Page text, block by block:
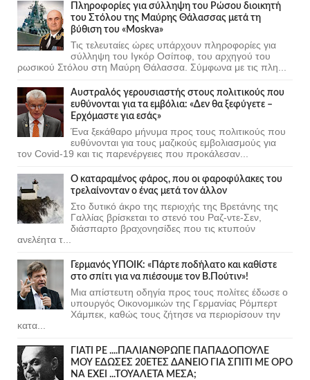
Πληροφορίες για σύλληψη του Ρώσου διοικητή
του Στόλου της Mαύρης Θάλασσας μετά τη
βύθιση του «Moskva»
Τις τελευταίες ώρες υπάρχουν πληροφορίες για
σύλληψη του Ιγκόρ Οσίποφ, του αρχηγού του
ρωσικού Στόλου στη Μαύρη Θάλασσα. Σύμφωνα με τις πλη...
Αυστραλός γερουσιαστής στους πολιτικούς που
ευθύνονται για τα εμβόλια: «Δεν θα ξεφύγετε –
Ερχόμαστε για εσάς»
Ένα ξεκάθαρο μήνυμα προς τους πολιτικούς που
ευθύνονται για τους μαζικούς εμβολιασμούς για
τον Covid-19 και τις παρενέργειες που προκάλεσαν...
Ο καταραμένος φάρος, που οι φαροφύλακες του
τρελαίνονταν ο ένας μετά τον άλλον
Στο δυτικό άκρο της περιοχής της Βρετάνης της
Γαλλίας βρίσκεται το στενό του Ραζ-ντε-Σεν,
διάσπαρτο βραχονησίδες που τις κτυπούν
ανελέητα τ...
Γερμανός ΥΠΟΙΚ: «Πάρτε ποδήλατο και καθίστε
στο σπίτι για να πιέσουμε τον Β.Πούτιν»!
Μια απίστευτη οδηγία προς τους πολίτες έδωσε ο
υπουργός Οικονομικών της Γερμανίας Ρόμπερτ
Χάμπεκ, καθώς τους ζήτησε να περιορίσουν την
κατα...
ΓΙΑΤΙ ΡΕ ....ΠΑΛΙΑΝΘΡΩΠΕ ΠΑΠΑΔΟΠΟΥΛΕ
ΜΟΥ ΕΔΩΣΕΣ 20ΕΤΕΣ ΔΑΝΕΙΟ ΓΙΑ ΣΠΙΤΙ ΜΕ ΟΡΟ
ΝΑ ΕΧΕΙ ...ΤΟΥΑΛΕΤΑ ΜΕΣΑ;